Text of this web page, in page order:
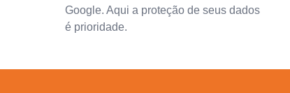
Google. Aqui a proteção de seus dados
é prioridade.